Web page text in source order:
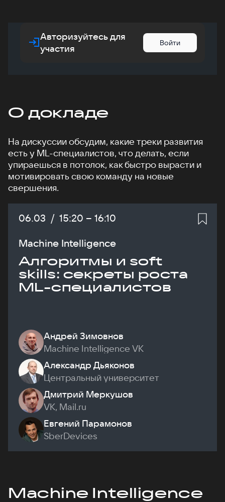
Авторизуйтесь для
участия
Войти
О докладе
На дискуссии обсудим, какие треки развития
есть у ML-специалистов, что делать, если
упираешься в потолок, как быстро вырасти и
мотивировать свою команду на новые
свершения.
Дата:
06.03 / Начало:
15:20 – Конец:
16:10
Machine Intelligence
Алгоритмы и soft
skills: секреты роста
ML-специалистов
Андрей Зимовнов
Machine Intelligence VK
Александр Дьяконов
Центральный университет
Дмитрий Меркушов
VK, Mail.ru
Евгений Парамонов
SberDevices
Machine Intelligence